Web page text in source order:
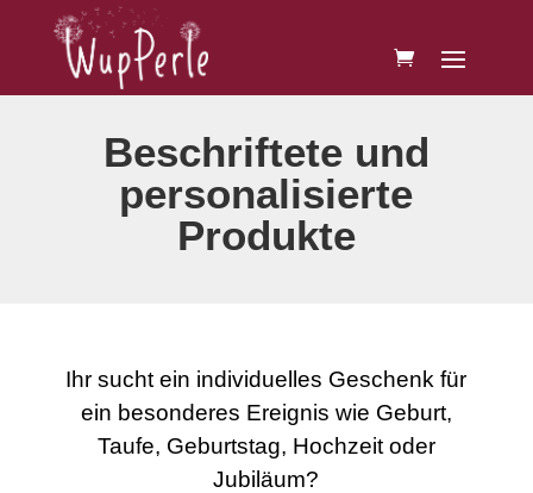
Beschriftete und
personalisierte
Produkte
Ihr sucht ein individuelles Geschenk für
ein besonderes Ereignis wie Geburt,
Taufe, Geburtstag, Hochzeit oder
Jubiläum?